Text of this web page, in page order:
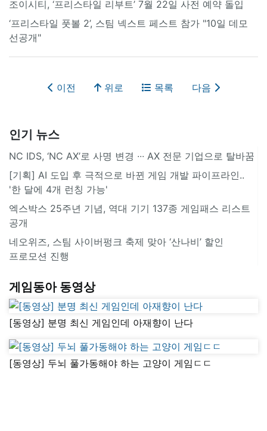
조이시티, ‘프리스타일 리부트’ 7월 22일 사전 예약 돌입
‘프리스타일 풋볼 2’, 스팀 넥스트 페스트 참가 "10일 데모
선공개"
이전 위로 목록 다음
인기 뉴스
NC IDS, ‘NC AX’로 사명 변경 ∙∙∙ AX 전문 기업으로 탈바꿈
[기획] AI 도입 후 극적으로 바뀐 게임 개발 파이프라인..
'한 달에 4개 런칭 가능'
엑스박스 25주년 기념, 역대 기기 137종 게임패스 리스트
공개
네오위즈, 스팀 사이버펑크 축제 맞아 ‘산나비’ 할인
프로모션 진행
게임동아 동영상
[동영상] 분명 최신 게임인데 아재향이 난다
[동영상] 두뇌 풀가동해야 하는 고양이 게임ㄷㄷ